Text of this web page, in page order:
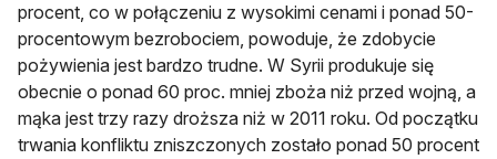
procent, co w połączeniu z wysokimi cenami i ponad 50-
procentowym bezrobociem, powoduje, że zdobycie
pożywienia jest bardzo trudne. W Syrii produkuje się
obecnie o ponad 60 proc. mniej zboża niż przed wojną, a
mąka jest trzy razy droższa niż w 2011 roku. Od początku
trwania konfliktu zniszczonych zostało ponad 50 procent